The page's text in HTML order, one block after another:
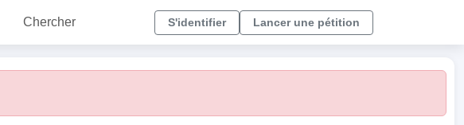
Chercher S'identifier Lancer une pétition